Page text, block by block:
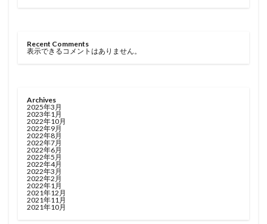
Recent Comments
表示できるコメントはありません。
Archives
2025年3月
2023年1月
2022年10月
2022年9月
2022年8月
2022年7月
2022年6月
2022年5月
2022年4月
2022年3月
2022年2月
2022年1月
2021年12月
2021年11月
2021年10月